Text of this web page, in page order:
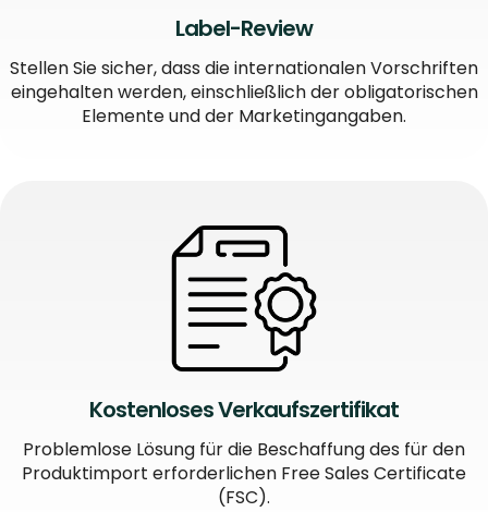
Label-Review
Stellen Sie sicher, dass die internationalen Vorschriften
eingehalten werden, einschließlich der obligatorischen
Elemente und der Marketingangaben.
Kostenloses Verkaufszertifikat
Problemlose Lösung für die Beschaffung des für den
Produktimport erforderlichen Free Sales Certificate
(FSC).